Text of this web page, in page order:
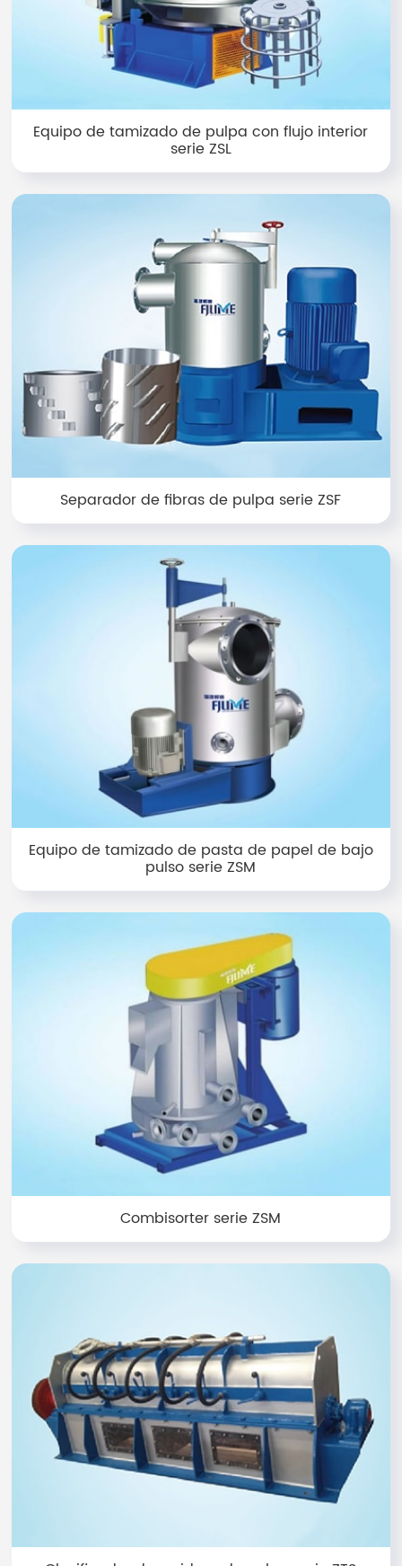
Equipo de tamizado de pulpa con flujo interior
serie ZSL
Separador de fibras de pulpa serie ZSF
Equipo de tamizado de pasta de papel de bajo
pulso serie ZSM
Combisorter serie ZSM